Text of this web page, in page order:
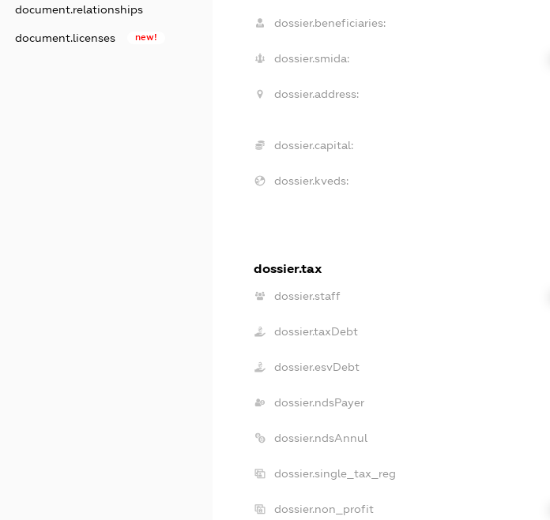
document.relationships
document.licenses new!
dossier.beneficiaries:
dossier.smida:
dossier.address:
dossier.capital:
dossier.kveds:
dossier.tax
dossier.staff
dossier.taxDebt
dossier.esvDebt
dossier.ndsPayer
dossier.ndsAnnul
dossier.single_tax_reg
dossier.non_profit